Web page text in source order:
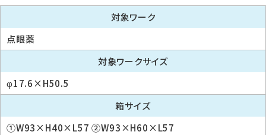
対象ワーク
点眼薬
対象ワークサイズ
φ17.6×H50.5
箱サイズ
①W93×H40×L57 ②W93×H60×L57